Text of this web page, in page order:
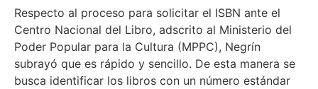
Respecto al proceso para solicitar el ISBN ante el
Centro Nacional del Libro, adscrito al Ministerio del
Poder Popular para la Cultura (MPPC), Negrín
subrayó que es rápido y sencillo. De esta manera se
busca identificar los libros con un número estándar